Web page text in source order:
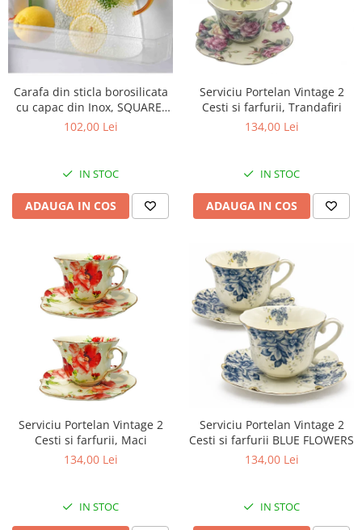
Carafa din sticla borosilicata
cu capac din Inox, SQUARE,
1400 ml, 9x13x20 cm
102,00 Lei
IN STOC
ADAUGA IN COS
Serviciu Portelan Vintage 2
Cesti si farfurii, Trandafiri
134,00 Lei
IN STOC
ADAUGA IN COS
Serviciu Portelan Vintage 2
Cesti si farfurii, Maci
134,00 Lei
IN STOC
Serviciu Portelan Vintage 2
Cesti si farfurii BLUE FLOWERS
134,00 Lei
IN STOC